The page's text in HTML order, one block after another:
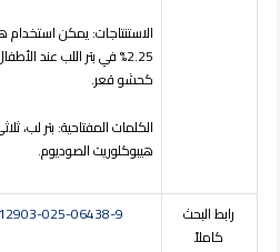
الاستنتاجات:يمكن استخدام
2.25% في بتر اللب عند
كحشو قعر.
الكلماتالمفتاحية: بتر لب،
هيبوكلوريت الصوديوم.
رابط البحث
كاملاً
025-06438-9